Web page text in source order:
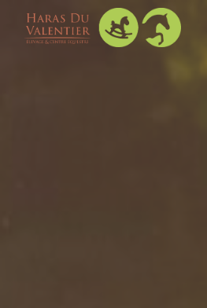
Panneau de gestion des cookies